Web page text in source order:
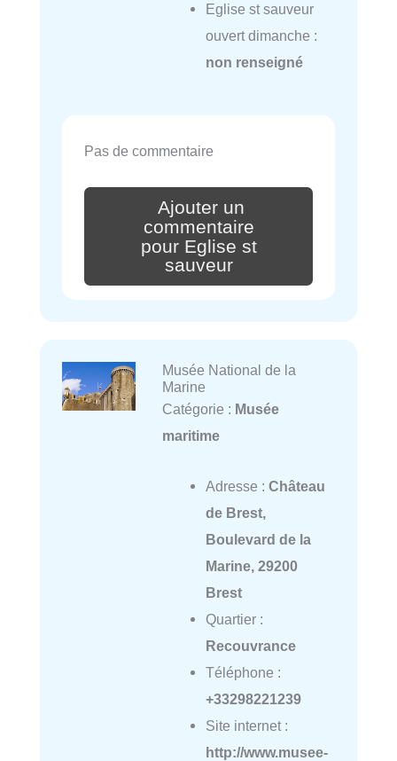
Eglise st sauveur
ouvert dimanche :
non renseigné
Pas de commentaire
Ajouter un
commentaire
pour Eglise st
sauveur
Musée National de la
Marine
Catégorie : Musée
maritime
Adresse : Château
de Brest,
Boulevard de la
Marine, 29200
Brest
Quartier :
Recouvrance
Téléphone :
+33298221239
Site internet :
http://www.musee-